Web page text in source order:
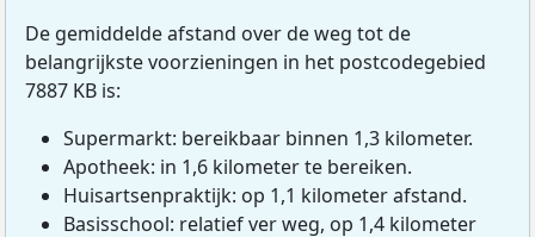
De gemiddelde afstand over de weg tot de
belangrijkste voorzieningen in het postcodegebied
7887 KB is:
Supermarkt: bereikbaar binnen 1,3 kilometer.
Apotheek: in 1,6 kilometer te bereiken.
Huisartsenpraktijk: op 1,1 kilometer afstand.
Basisschool: relatief ver weg, op 1,4 kilometer